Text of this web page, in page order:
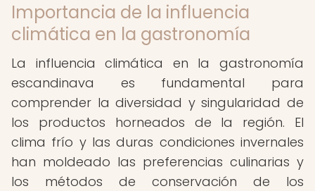
Importancia de la influencia
climática en la gastronomía
La influencia climática en la gastronomía
escandinava es fundamental para
comprender la diversidad y singularidad de
los productos horneados de la región. El
clima frío y las duras condiciones invernales
han moldeado las preferencias culinarias y
los métodos de conservación de los